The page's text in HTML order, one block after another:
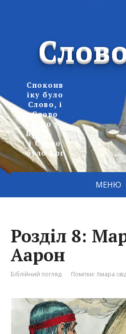
Споконв
іку було
Слово, і
Слово
було у
Бога,
і Слово
було Бог
МЕНЮ
Розділ 8:
Аарон
Біблійний погляд Помітки:Хмара